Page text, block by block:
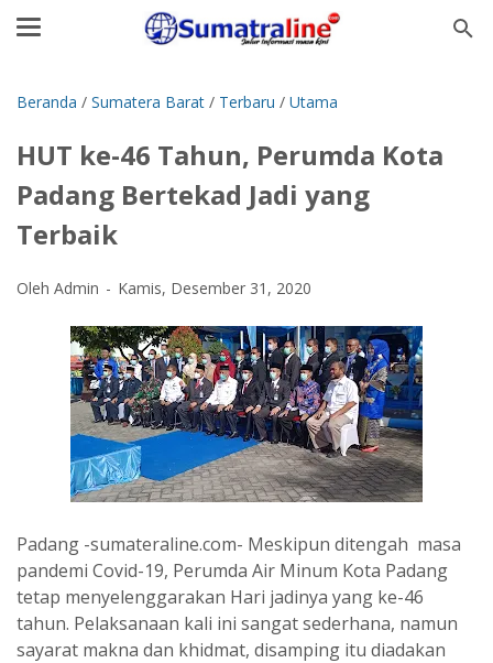
Beranda / Sumatera Barat / Terbaru / Utama
HUT ke-46 Tahun, Perumda Kota
Padang Bertekad Jadi yang
Terbaik
Oleh Admin Kamis, Desember 31, 2020
Padang -sumateraline.com- Meskipun ditengah masa
pandemi Covid-19, Perumda Air Minum Kota Padang
tetap menyelenggarakan Hari jadinya yang ke-46
tahun. Pelaksanaan kali ini sangat sederhana, namun
sayarat makna dan khidmat, disamping itu diadakan